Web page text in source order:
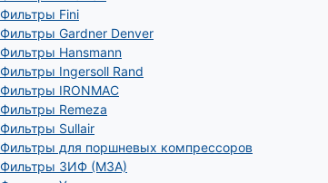
Фильтры Fini
Фильтры Gardner Denver
Фильтры Hansmann
Фильтры Ingersoll Rand
Фильтры IRONMAC
Фильтры Remeza
Фильтры Sullair
Фильтры для поршневых компрессоров
Фильтры ЗИФ (МЗА)